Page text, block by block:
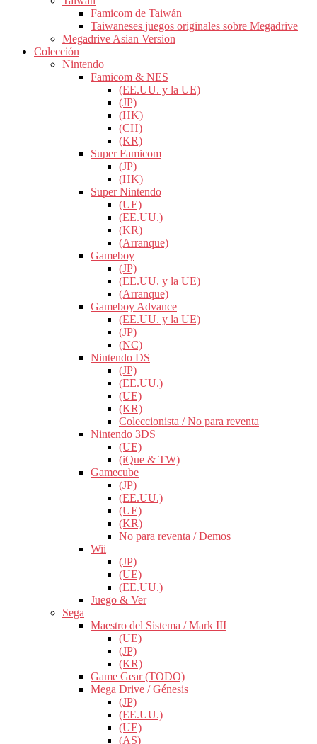
Famicom de Taiwán
Taiwaneses juegos originales sobre Megadrive
Megadrive Asian Version
Colección
Nintendo
Famicom & NES
(EE.UU. y la UE)
(JP)
(HK)
(CH)
(KR)
Super Famicom
(JP)
(HK)
Super Nintendo
(UE)
(EE.UU.)
(KR)
(Arranque)
Gameboy
(JP)
(EE.UU. y la UE)
(Arranque)
Gameboy Advance
(EE.UU. y la UE)
(JP)
(NC)
Nintendo DS
(JP)
(EE.UU.)
(UE)
(KR)
Coleccionista / No para reventa
Nintendo 3DS
(UE)
(iQue & TW)
Gamecube
(JP)
(EE.UU.)
(UE)
(KR)
No para reventa / Demos
Wii
(JP)
(UE)
(EE.UU.)
Juego & Ver
Sega
Maestro del Sistema / Mark III
(UE)
(JP)
(KR)
Game Gear (TODO)
Mega Drive / Génesis
(JP)
(EE.UU.)
(UE)
(AS)